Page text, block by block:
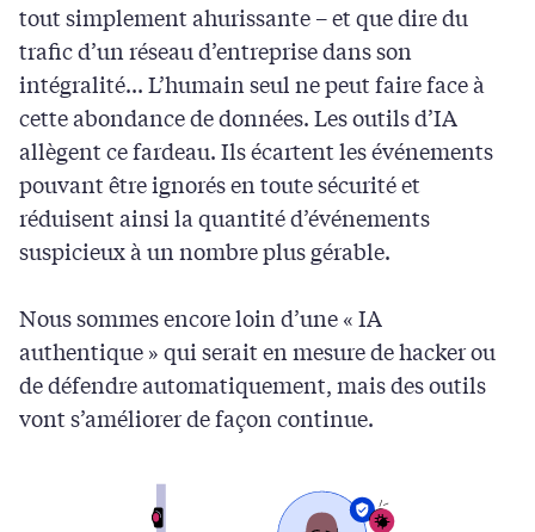
tout simplement ahurissante – et que dire du
trafic d’un réseau d’entreprise dans son
intégralité... L’humain seul ne peut faire face à
cette abondance de données. Les outils d’IA
allègent ce fardeau. Ils écartent les événements
pouvant être ignorés en toute sécurité et
réduisent ainsi la quantité d’événements
suspicieux à un nombre plus gérable.
Nous sommes encore loin d’une « IA
authentique » qui serait en mesure de hacker ou
de défendre automatiquement, mais des outils
vont s’améliorer de façon continue.